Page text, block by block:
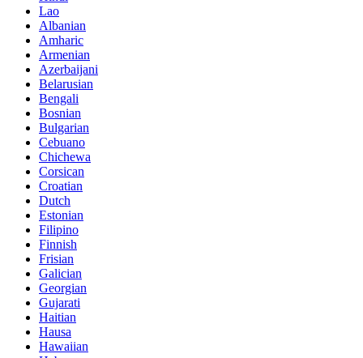
Lao
Albanian
Amharic
Armenian
Azerbaijani
Belarusian
Bengali
Bosnian
Bulgarian
Cebuano
Chichewa
Corsican
Croatian
Dutch
Estonian
Filipino
Finnish
Frisian
Galician
Georgian
Gujarati
Haitian
Hausa
Hawaiian